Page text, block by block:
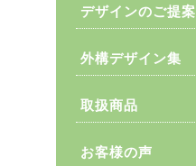
デザインのご提案
外構デザイン集
取扱商品
お客様の声